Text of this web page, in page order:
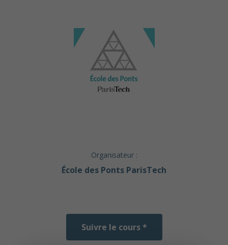
Organisateur :
École des Ponts ParisTech
Suivre le cours *